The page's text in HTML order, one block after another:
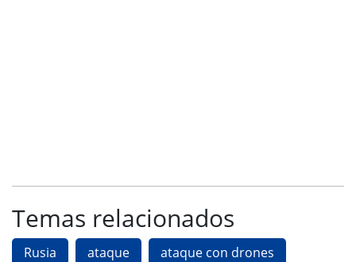
Temas relacionados
Rusia ataque ataque con drones